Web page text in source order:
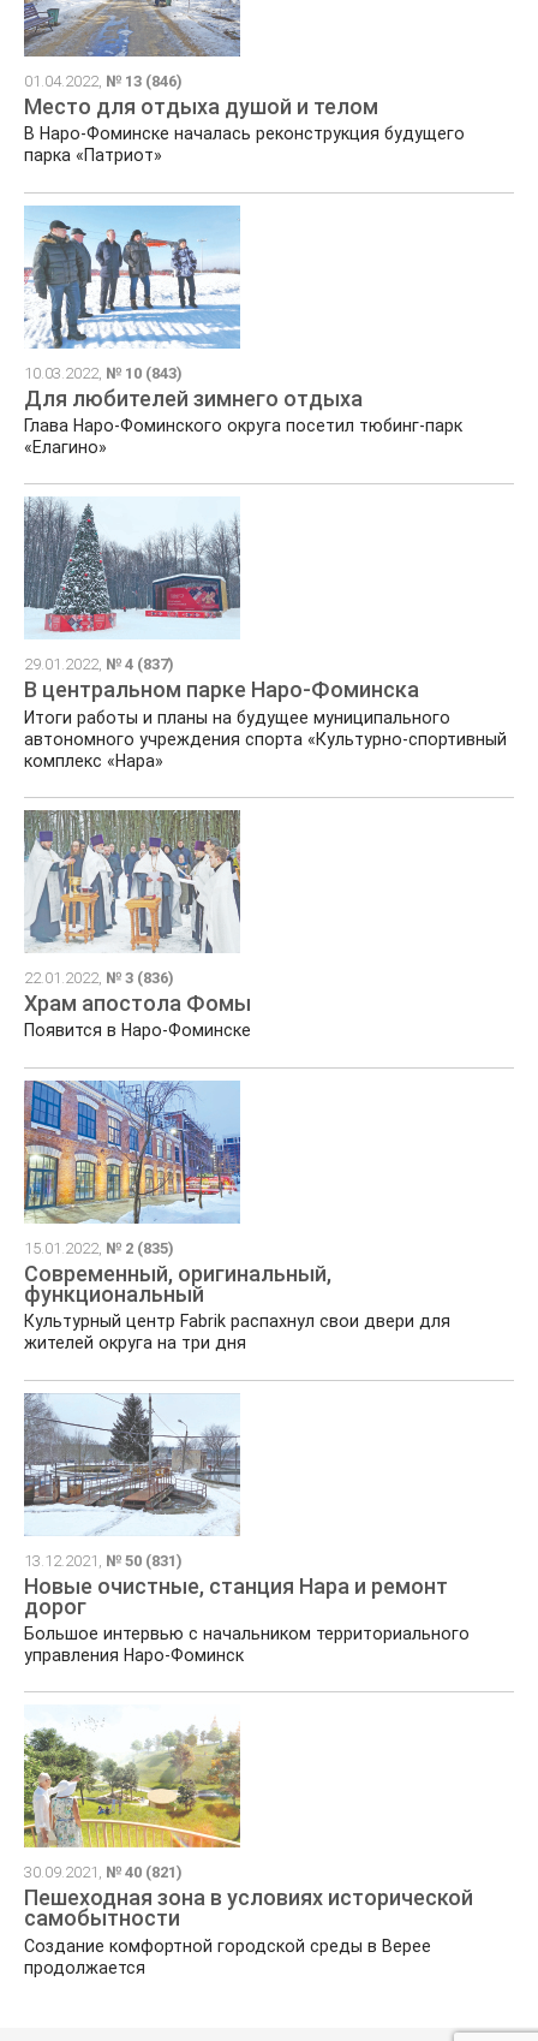
01.04.2022, № 13 (846)
Место для отдыха душой и телом
В Наро-Фоминске началась реконструкция будущего
парка «Патриот»
10.03.2022, № 10 (843)
Для любителей зимнего отдыха
Глава Наро-Фоминского округа посетил тюбинг-парк
«Елагино»
29.01.2022, № 4 (837)
В центральном парке Наро-Фоминска
Итоги работы и планы на будущее муниципального
автономного учреждения спорта «Культурно-спортивный
комплекс «Нара»
22.01.2022, № 3 (836)
Храм апостола Фомы
Появится в Наро-Фоминске
15.01.2022, № 2 (835)
Современный, оригинальный,
функциональный
Культурный центр Fabrik распахнул свои двери для
жителей округа на три дня
13.12.2021, № 50 (831)
Новые очистные, станция Нара и ремонт
дорог
Большое интервью с начальником территориального
управления Наро-Фоминск
30.09.2021, № 40 (821)
Пешеходная зона в условиях исторической
самобытности
Создание комфортной городской среды в Верее
продолжается